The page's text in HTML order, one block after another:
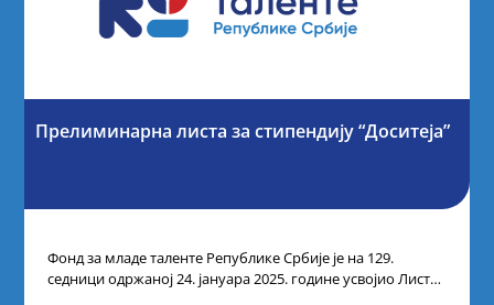
Прелиминарна листа за стипендију “Доситеја”
Фонд за младе таленте Републике Србије је на 129.
седници одржаној 24. јануара 2025. године усвојио Листу